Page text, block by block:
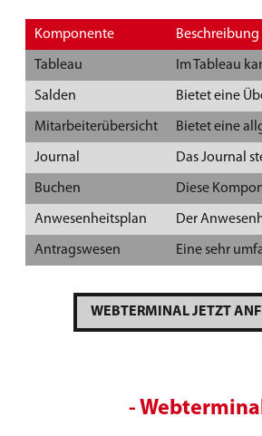
Komponente Beschreibung
Tableau Im Tableau
Salden Bietet eine
Mitarbeiterübersicht Bietet eine
Journal Das Journal
Buchen Diese
Anwesenheitsplan Der
Antragswesen Eine sehr
WEBTERMINAL JETZT
-